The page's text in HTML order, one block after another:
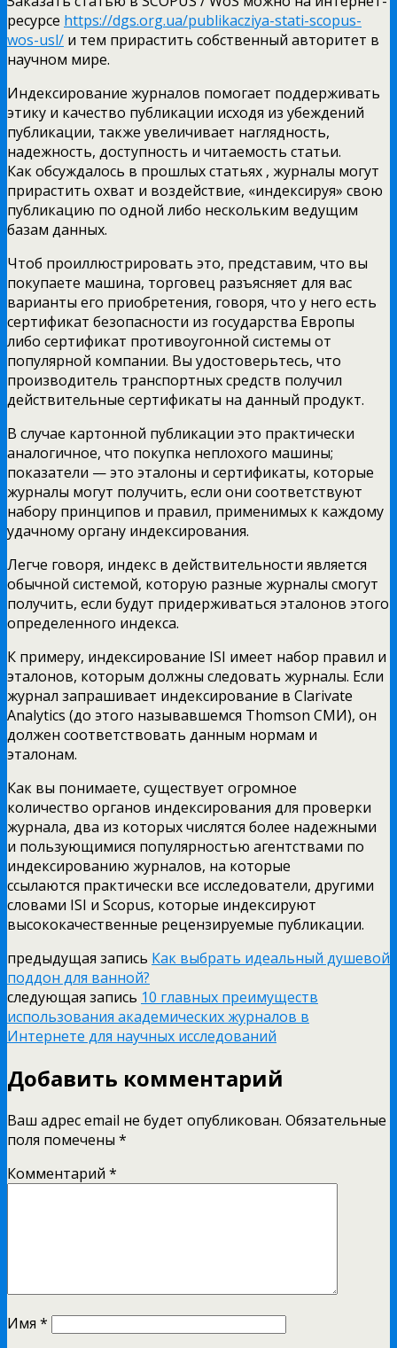
ресурсе https://dgs.org.ua/publikacziya-stati-scopus-
wos-usl/ и тем прирастить собственный авторитет в
научном мире.
Индексирование журналов помогает поддерживать
этику и качество публикации исходя из убеждений
публикации, также увеличивает наглядность,
надежность, доступность и читаемость статьи.
Как обсуждалось в прошлых статьях , журналы могут
прирастить охват и воздействие, «индексируя» свою
публикацию по одной либо нескольким ведущим
базам данных.
Чтоб проиллюстрировать это, представим, что вы
покупаете машина, торговец разъясняет для вас
варианты его приобретения, говоря, что у него есть
сертификат безопасности из государства Европы
либо сертификат противоугонной системы от
популярной компании. Вы удостоверьтесь, что
производитель транспортных средств получил
действительные сертификаты на данный продукт.
В случае картонной публикации это практически
аналогичное, что покупка неплохого машины;
показатели — это эталоны и сертификаты, которые
журналы могут получить, если они соответствуют
набору принципов и правил, применимых к каждому
удачному органу индексирования.
Легче говоря, индекс в действительности является
обычной системой, которую разные журналы смогут
получить, если будут придерживаться эталонов этого
определенного индекса.
К примеру, индексирование ISI имеет набор правил и
эталонов, которым должны следовать журналы. Если
журнал запрашивает индексирование в Clarivate
Analytics (до этого называвшемся Thomson СМИ), он
должен соответствовать данным нормам и
эталонам.
Как вы понимаете, существует огромное
количество органов индексирования для проверки
журнала, два из которыхчислятся более надежными
и пользующимися популярностью агентствами по
индексированию журналов, на которые
ссылаются практически все исследователи, другими
словами ISI и Scopus, которые индексируют
высококачественные рецензируемые публикации.
предыдущая запись Как выбрать идеальный душевой
поддон для ванной?
следующая запись 10 главных преимуществ
использования академических журналов в
Интернете для научных исследований
Добавить комментарий
Ваш адрес email не будет опубликован. Обязательные
поля помечены *
Комментарий *
Имя *